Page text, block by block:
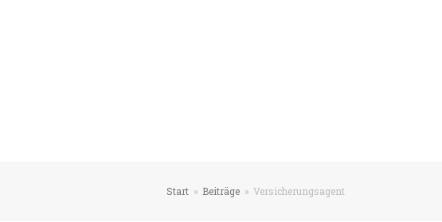
Start » Beiträge » Versicherungsagent